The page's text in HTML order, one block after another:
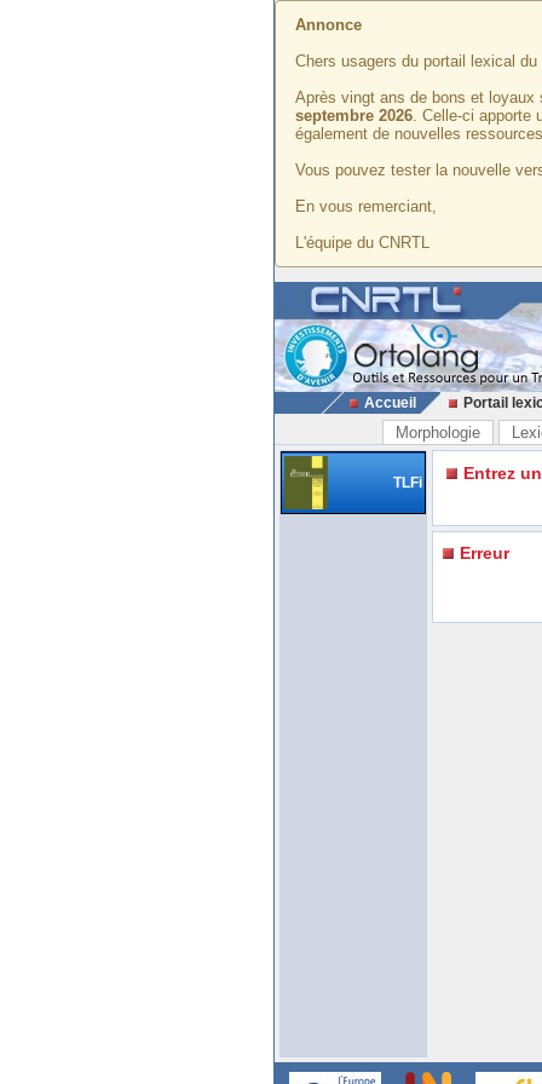
Annonce
Chers usagers du portail lexical du
Après vingt ans de bons et
septembre 2026. Celle-ci apporte
également de nouvelles
Vous pouvez tester la nouvelle
En vous remerciant,
L'équipe du CNRTL
Accueil Portail
Morphologie
TLFi Entrez
Erreur